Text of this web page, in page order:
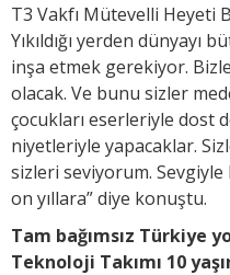
T3 Vakfı Mütevelli Heyeti
Yıkıldığı yerden dünyayı
inşa etmek gerekiyor.
olacak. Ve bunu sizler
çocukları eserleriyle dost
niyetleriyle yapacaklar.
sizleri seviyorum. Sevgiyle
on yıllara” diye konuştu.
Tam bağımsız Türkiye
Teknoloji Takımı 10